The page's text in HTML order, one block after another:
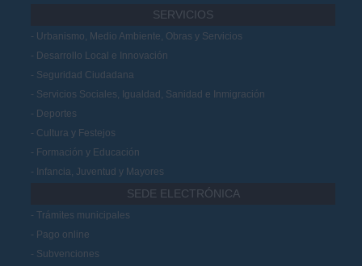
SERVICIOS
Urbanismo, Medio Ambiente, Obras y Servicios
Desarrollo Local e Innovación
Seguridad Ciudadana
Servicios Sociales, Igualdad, Sanidad e Inmigración
Deportes
Cultura y Festejos
Formación y Educación
Infancia, Juventud y Mayores
SEDE ELECTRÓNICA
Trámites municipales
Pago online
Subvenciones